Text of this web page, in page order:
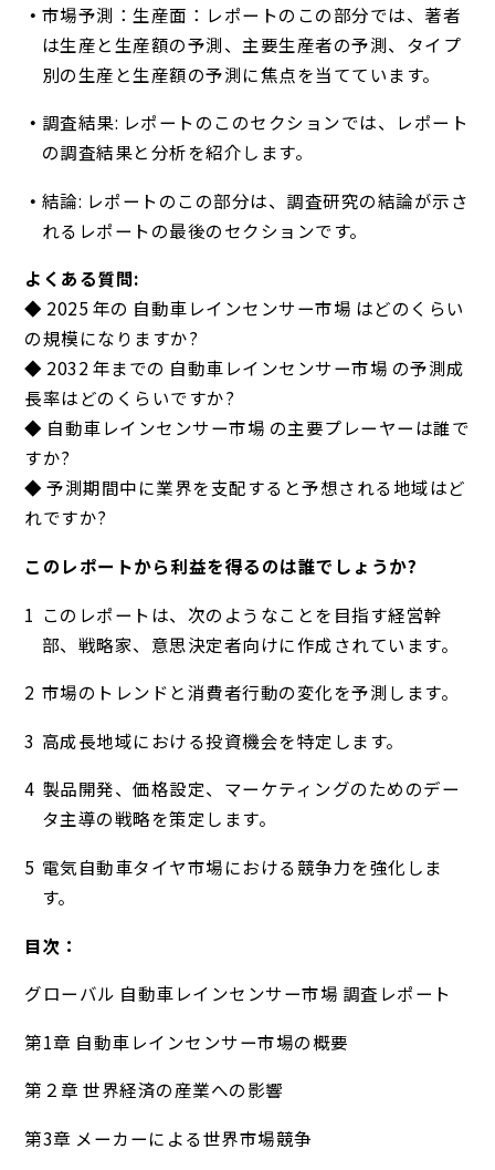
市場予測：生産面：レポートのこの部分では、著者
は生産と生産額の予測、主要生産者の予測、タイプ
別の生産と生産額の予測に焦点を当てています。
調査結果: レポートのこのセクションでは、レポート
の調査結果と分析を紹介します。
結論: レポートのこの部分は、調査研究の結論が示さ
れるレポートの最後のセクションです。
よくある質問:
◆ 2025 年の 自動車レインセンサー市場 はどのくらい
の規模になりますか?
◆ 2032 年までの 自動車レインセンサー市場 の予測成
長率はどのくらいですか?
◆ 自動車レインセンサー市場 の主要プレーヤーは誰で
すか?
◆ 予測期間中に業界を支配すると予想される地域はど
れですか?
このレポートから利益を得るのは誰でしょうか?
このレポートは、次のようなことを目指す経営幹
部、戦略家、意思決定者向けに作成されています。
市場のトレンドと消費者行動の変化を予測します。
高成長地域における投資機会を特定します。
製品開発、価格設定、マーケティングのためのデー
タ主導の戦略を策定します。
電気自動車タイヤ市場における競争力を強化しま
す。
目次：
グローバル 自動車レインセンサー市場 調査レポート
第1章 自動車レインセンサー市場の概要
第２章 世界経済の産業への影響
第3章 メーカーによる世界市場競争